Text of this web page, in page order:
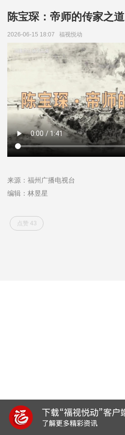
陈宝琛：帝师的传家之道
2026-06-15 18:07 福视悦动
来源：福州广播电视台
编辑：林昱星
点赞 43